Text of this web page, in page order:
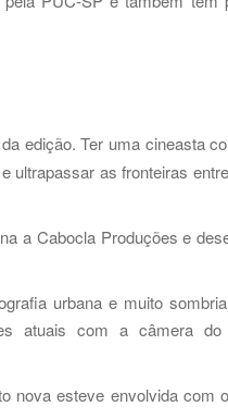
edição. Ter uma cineasta
ultrapassar as fronteiras
a Cabocla Produções e
urbana e muito
atuais com a câmera do
nova esteve envolvida com